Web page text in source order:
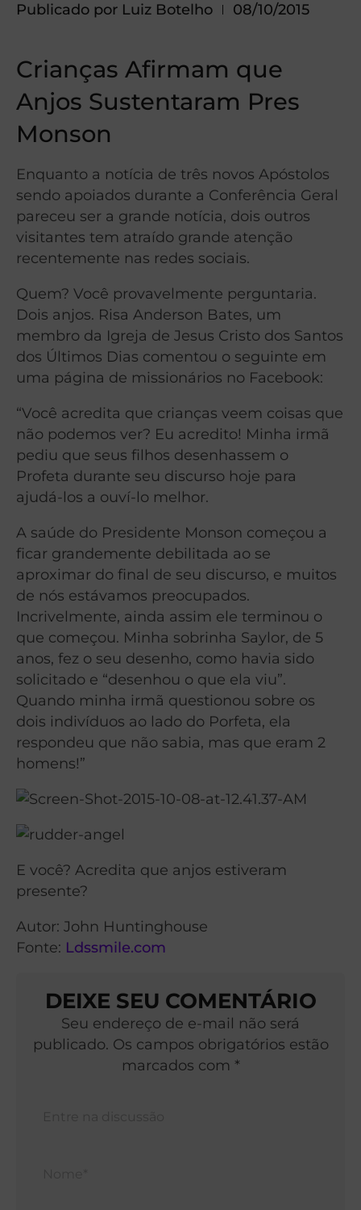
Publicado por Luiz Botelho 08/10/2015
Crianças Afirmam que
Anjos Sustentaram Pres
Monson
Enquanto a notícia de três novos Apóstolos
sendo apoiados durante a Conferência Geral
pareceu ser a grande notícia, dois outros
visitantes tem atraído grande atenção
recentemente nas redes sociais.
Quem? Você provavelmente perguntaria.
Dois anjos. Risa Anderson Bates, um
membro da Igreja de Jesus Cristo dos Santos
dos Últimos Dias comentou o seguinte em
uma página de missionários no Facebook:
“Você acredita que crianças veem coisas que
não podemos ver? Eu acredito! Minha irmã
pediu que seus filhos desenhassem o
Profeta durante seu discurso hoje para
ajudá-los a ouví-lo melhor.
A saúde do Presidente Monson começou a
ficar grandemente debilitada ao se
aproximar do final de seu discurso, e muitos
de nós estávamos preocupados.
Incrivelmente, ainda assim ele terminou o
que começou. Minha sobrinha Saylor, de 5
anos, fez o seu desenho, como havia sido
solicitado e “desenhou o que ela viu”.
Quando minha irmã questionou sobre os
dois indivíduos ao lado do Porfeta, ela
respondeu que não sabia, mas que eram 2
homens!”
E você? Acredita que anjos estiveram
presente?
Autor: John Huntinghouse
Fonte: Ldssmile.com
DEIXE SEU COMENTÁRIO
Seu endereço de e-mail não será
publicado. Os campos obrigatórios estão
marcados com *